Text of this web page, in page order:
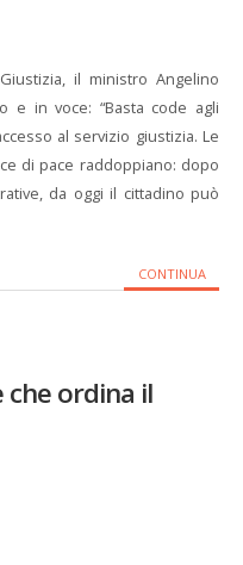
il ministro Angelino
e in voce: “Basta code agli
al servizio giustizia. Le
di pace raddoppiano: dopo
da oggi il cittadino può
CONTINUA
ordina il